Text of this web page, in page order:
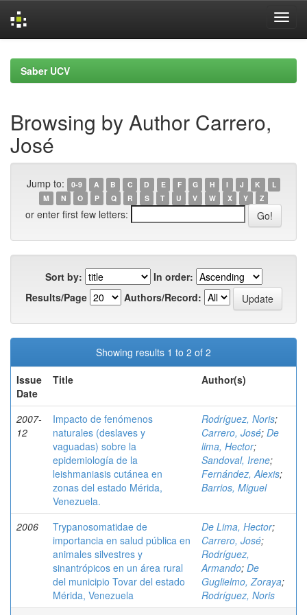
navigationSaber UCV
Browsing by Author Carrero,
José
Jump to: 0-9 A B C D E F G H I J K
L
M
N O P Q R S T U V W X Y Z
or enter first few letters:
Sort by:
In order:
Results/Page
Authors/Record:
Showing results 1 to 2 of 2
Issue
Date
Title Author(s)
2007-
12
Impacto de fenómenos
naturales (deslaves y
vaguadas) sobre la
epidemiología de la
leishmaniasis cutánea en
zonas del estado Mérida,
Venezuela.
Rodríguez, Noris;
Carrero, José; De
lima, Hector;
Sandoval, Irene;
Fernández, Alexis;
Barrios, Miguel
2006
Trypanosomatidae de
importancia en salud pública en
animales silvestres y
sinantrópicos en un área rural
del municipio Tovar del estado
Mérida, Venezuela
De Lima, Hector;
Carrero, José;
Rodríguez,
Armando; De
Guglielmo, Zoraya;
Rodríguez, Noris